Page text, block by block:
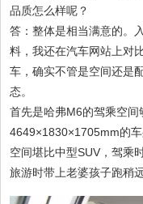
品质怎么样呢？
答：整体是相当满意的。
料，我还在汽车网站上对
车，确实不管是空间还是
态。
首先是哈弗M6的驾乘空间
4649×1830×1705mm的
空间堪比中型SUV，驾乘
旅游时带上老婆孩子跑稍